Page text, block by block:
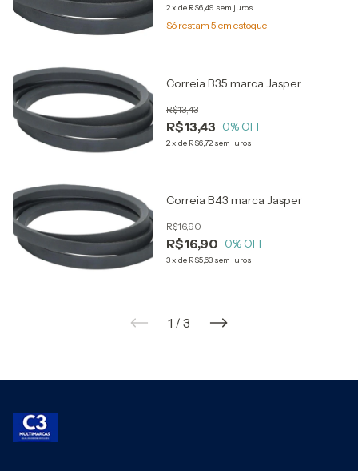
2x de R$6,49 sem juros
Só restam 5 em estoque!
Correia B35 marca Jasper
R$13,43
R$13,43
0% OFF
2x de R$6,72 sem juros
Correia B43 marca Jasper
R$16,90
R$16,90
0% OFF
3x de R$5,63 sem juros
1 / 3